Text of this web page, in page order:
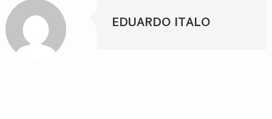
EDUARDO ITALO